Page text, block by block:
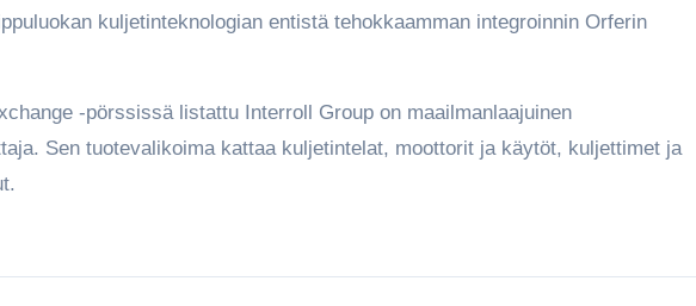
kuljetinteknologian entistä tehokkaamman integroinnin Orferin
-pörssissä listattu Interroll Group on maailmanlaajuinen
Sen tuotevalikoima kattaa kuljetintelat, moottorit ja käytöt, kuljettimet ja